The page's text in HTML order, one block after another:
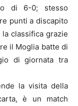
di 6-0; stesso
punti a discapito
classifica grazie
il Moglia batte di
di giornata tra
la visita della
è un match